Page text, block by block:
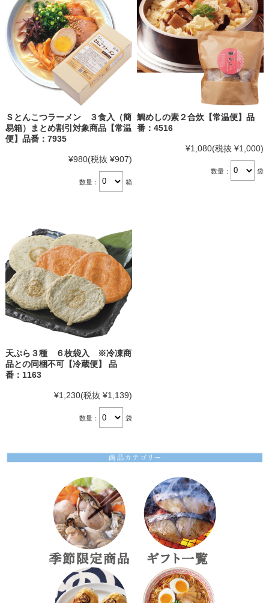
Ｓとんこつラーメン ３食入（簡
易箱）まとめ割引対象商品【常温
便】品番：7935
¥980(税抜 ¥907)
数量： 箱
鯛めしの素２合炊【常温便】品
番：4516
¥1,080(税抜 ¥1,000)
数量： 袋
天ぷら３種 ６枚袋入 ※冷凍商
品との同梱不可【冷蔵便】 品
番：1163
¥1,230(税抜 ¥1,139)
数量： 袋